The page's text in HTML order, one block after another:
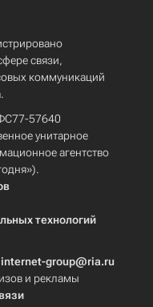
связи,
коммуникаций
57640
унитарное
агентство
технологий
internet-group@ria.ru
и рекламы